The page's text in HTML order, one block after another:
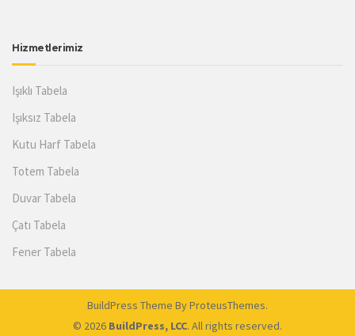
Hizmetlerimiz
Işıklı Tabela
Işıksız Tabela
Kutu Harf Tabela
Totem Tabela
Duvar Tabela
Çatı Tabela
Fener Tabela
BuildPress Theme By ProteusThemes.
© 2026 BuildPress, LCC. All rights reserved.